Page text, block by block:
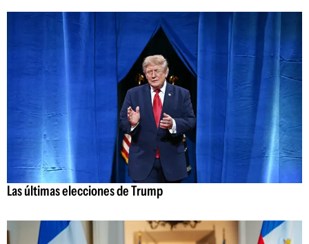
Las últimas elecciones de Trump